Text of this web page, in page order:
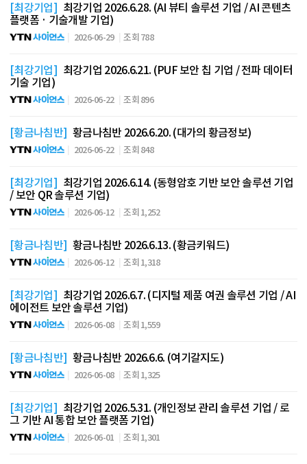
[최강기업] 최강기업 2026.6.28. (AI 뷰티 솔루션 기업 / AI 콘텐츠
플랫폼 · 기술개발 기업)
2026-06-29 조회 788
[최강기업] 최강기업 2026.6.21. (PUF 보안 칩 기업 / 전파 데이터
기술 기업)
2026-06-22 조회 896
[황금나침반] 황금나침반 2026.6.20. (대가의 황금정보)
2026-06-22 조회 848
[최강기업] 최강기업 2026.6.14. (동형암호 기반 보안 솔루션 기업
/ 보안 QR 솔루션 기업)
2026-06-12 조회 1,252
[황금나침반] 황금나침반 2026.6.13. (황금키워드)
2026-06-12 조회 1,318
[최강기업] 최강기업 2026.6.7. (디지털 제품 여권 솔루션 기업 / AI
에이전트 보안 솔루션 기업)
2026-06-08 조회 1,559
[황금나침반] 황금나침반 2026.6.6. (여기갈지도)
2026-06-08 조회 1,325
[최강기업] 최강기업 2026.5.31. (개인정보 관리 솔루션 기업 / 로
그 기반 AI 통합 보안 플랫폼 기업)
2026-06-01 조회 1,301